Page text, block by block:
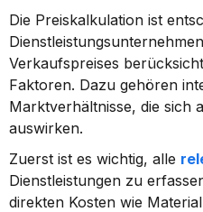
Die Preiskalkulation ist
Verkaufspreises
Faktoren. Dazu gehören
Marktverhältnisse, die sich
auswirken.
Zuerst ist es wichtig, alle
Dienstleistungen zu
direkten Kosten wie